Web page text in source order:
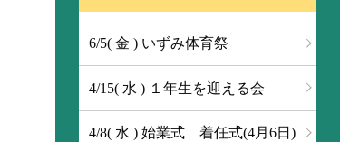
6/5( 金 ) いずみ体育祭
4/15( 水 ) １年生を迎える会
4/8( 水 ) 始業式 着任式(4月6日)